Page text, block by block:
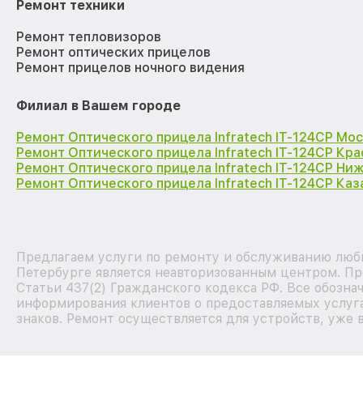
Ремонт техники
Ремонт тепловизоров
Ремонт оптических прицелов
Ремонт прицелов ночного видения
Филиал в Вашем городе
Ремонт Оптического прицела Infratech IT-124CP
Ремонт Оптического прицела Infratech IT-124CP
Ремонт Оптического прицела Infratech IT-124CP
Ремонт Оптического прицела Infratech IT-124CP
Предлагаем услуги по ремонту и обслуживанию
Петербурге является неавторизованным центром.
Статьи 437(2) Гражданского кодекса РФ. Все
информирования клиентов о предоставляемых
знаков. Ремонт осуществляется для устройств,